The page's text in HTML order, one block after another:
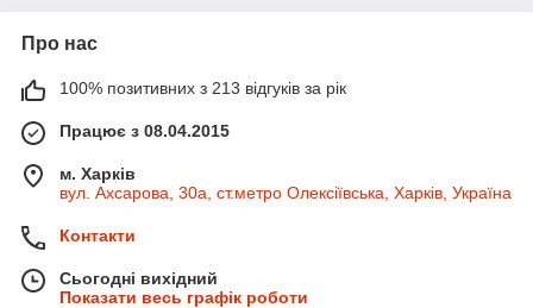
Про нас
100% позитивних з 213 відгуків за рік
Працює з 08.04.2015
м. Харків
вул. Ахсарова, 30а, ст.метро Олексіївська, Харків, Україна
Контакти
Сьогодні вихідний
Показати весь графік роботи